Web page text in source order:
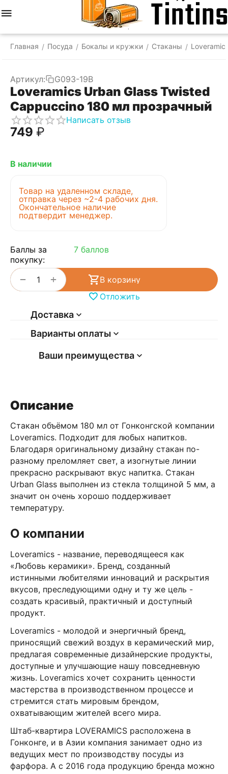
Главная / Посуда / Бокалы и кружки / Стаканы /
Артикул: G093-19B
Loveramics Urban Glass Twisted
Cappuccino 180 мл прозрачный
Написать отзыв
‍749‍ ₽
В наличии
Товар на удаленном складе,
отправка через ~2-4 рабочих дня.
Окончательное наличие
подтвердит менеджер.
Баллы за
покупку:
7 баллов
+
−
В корзину
Отложить
Доставка
Варианты оплаты
Ваши преимущества
Описание
Стакан объёмом 180 мл от Гонконгской компании
Loveramics. Подходит для любых напитков.
Благодаря оригинальному дизайну стакан по-
разному преломляет свет, а изогнутые линии
прекрасно раскрывают вкус напитка. Стакан
Urban Glass выполнен из стекла толщиной 5 мм, а
значит он очень хорошо поддерживает
температуру.
О компании
Loveramics - название, переводящееся как
«Любовь керамики». Бренд, созданный
истинными любителями инноваций и раскрытия
вкусов, преследующими одну и ту же цель -
создать красивый, практичный и доступный
продукт.
Loveramics - молодой и энергичный бренд,
приносящий свежий воздух в керамический мир,
предлагая современные дизайнерские продукты,
доступные и улучшающие нашу повседневную
жизнь. Loveramics хочет сохранить ценности
мастерства в производственном процессе и
стремится стать мировым брендом,
охватывающим жителей всего мира.
Штаб-квартира LOVERAMICS расположена в
Гонконге, и в Азии компания занимает одно из
ведущих мест по производству посуды из
фарфора. А с 2016 года продукцию бренда можно
Корзина Отложенные
товары
Аккаунт